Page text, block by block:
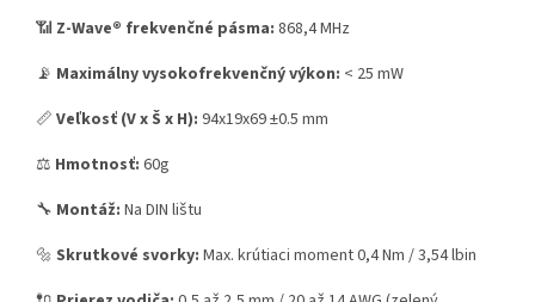
📶 Z-Wave® frekvenčné pásma: 868,4 MHz
📡 Maximálny vysokofrekvenčný výkon: < 25 mW
📏 Veľkosť (V x Š x H): 94x19x69 ±0.5 mm
⚖️ Hmotnosť: 60g
🔧 Montáž: Na DIN lištu
🔩 Skrutkové svorky: Max. krútiaci moment 0,4 Nm / 3,54 lbin